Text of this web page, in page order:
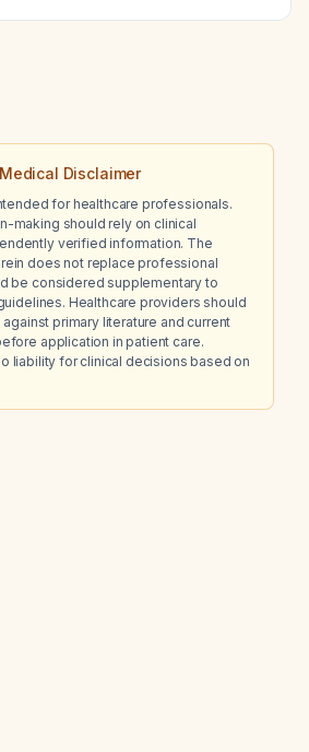
Disclaimer
for healthcare professionals.
making should rely on clinical
verified information. The
does not replace professional
be considered supplementary to
Healthcare providers should
primary literature and current
application in patient care.
liability for clinical decisions based on